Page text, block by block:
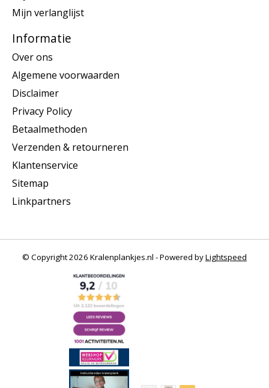
Mijn verlanglijst
Informatie
Over ons
Algemene voorwaarden
Disclaimer
Privacy Policy
Betaalmethoden
Verzenden & retourneren
Klantenservice
Sitemap
Linkpartners
© Copyright 2026 Kralenplankjes.nl - Powered byLightspeed